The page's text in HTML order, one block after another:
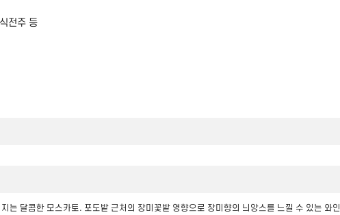
전주 등
는 달콤한 모스카토. 포도밭 근처의 장미꽃밭 영향으로 장미향의 늬앙스를 느낄 수 있는 와인